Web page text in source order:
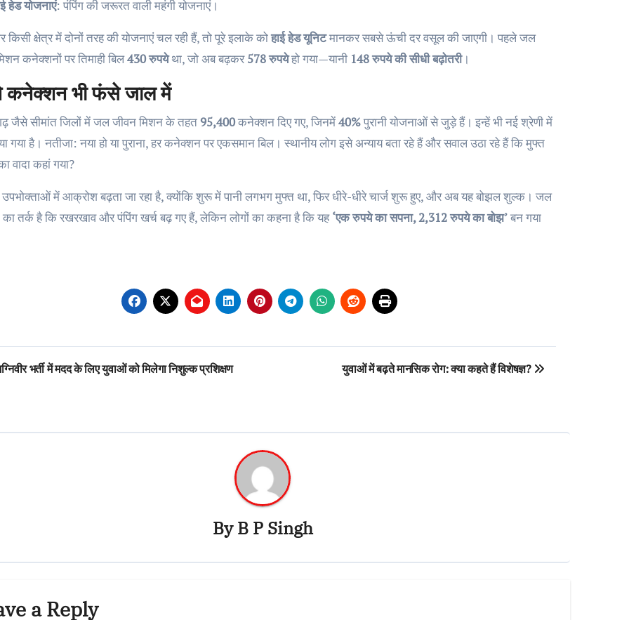
हेड योजनाएं: पंपिंग की जरूरत वाली महंगी योजनाएं।
क्षेत्र में दोनों तरह की योजनाएं चल रही हैं, तो पूरे इलाके कोहाई हेड यूनिटमानकर सबसे ऊंची दर वसूल की जाएगी। पहले जल
कनेक्शनों पर तिमाही बिल430 रुपयेथा, जो अब बढ़कर578 रुपयेहो गया—यानी 148 रुपये की सीधी बढ़ोतरी।
कनेक्शन भी फंसे जाल में
जैसे सीमांत जिलों में जल जीवन मिशन के तहत95,400कनेक्शन दिए गए, जिनमें40%पुरानी योजनाओं से जुड़े हैं। इन्हें भी नई श्रेणी में
गया है। नतीजा: नया हो या पुराना, हर कनेक्शन पर एकसमान बिल। स्थानीय लोग इसे अन्याय बता रहे हैं और सवाल उठा रहे हैं कि मुफ्त
वादा कहां गया?
उपभोक्ताओं में आक्रोश बढ़ता जा रहा है, क्योंकि शुरू में पानी लगभग मुफ्त था, फिर धीरे-धीरे चार्ज शुरू हुए, और अब यह बोझल शुल्क। जल
तर्क है कि रखरखाव और पंपिंग खर्च बढ़ गए हैं, लेकिन लोगों का कहना है कि यह‘एक रुपये का सपना, 2,312 रुपये का बोझ’बन गया
भर्ती में मदद के लिए युवाओं को मिलेगा निशुल्क प्रशिक्षण युवाओं में बढ़ते मानसिक रोग: क्या कहते हैं विशेषज्ञ?
ByB P Singh
a Reply